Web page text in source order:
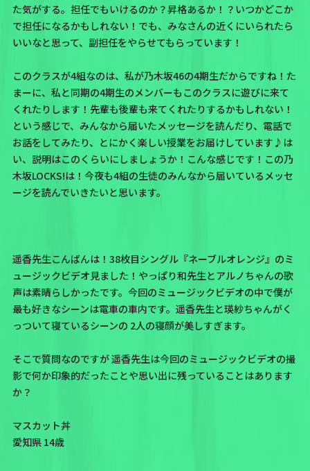
た気がする。 担任でもいけるのか？昇格あるか！？ いつかどこか
で担任になるかもしれない！でも、みなさんの近くにいられたら
いいなと思って、副担任をやらせてもらっています！
このクラスが4組なのは、私が乃木坂46の4期生だからですね！ た
まーに、私と同期の4期生のメンバーもこのクラスに遊びに来て
くれたりします！先輩も後輩も来てくれたりするかもしれない！
という感じで、みんなから届いたメッセージを読んだり、電話で
お話をしてみたり、とにかく楽しい授業をお届けしています♪は
い、説明はこのくらいにしましょうか！こんな感じです！この乃
木坂LOCKS!は！今夜も4組の生徒のみんなから届いているメッセ
ージを読んでいきたいと思います。
遥香先生こんばんは！38枚目シングル『ネーブルオレンジ』のミ
ュージックビデオ見ました！やっぱり和先生とアルノちゃんの歌
声は素晴らしかったです。今回のミュージックビデオの中で僕が
最も好きなシーンは電車の車内です。遥香先生と瑛紗ちゃんがく
っついて寝ているシーンの 2人の寝顔が美しすぎます。
そこで質問なのですが 遥香先生は今回のミュージックビデオの撮
影で何か印象的だったことや思い出に残っていることはあります
か？
マスカット丼
愛知県 14歳